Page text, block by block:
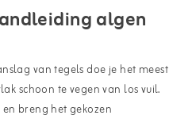
algen
van tegels doe je het meest
schoon te vegen van los vuil.
breng het gekozen